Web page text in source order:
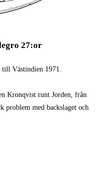
27:or
Västindien 1971.
Kronqvist runt Jorden, från
problem med backslaget och